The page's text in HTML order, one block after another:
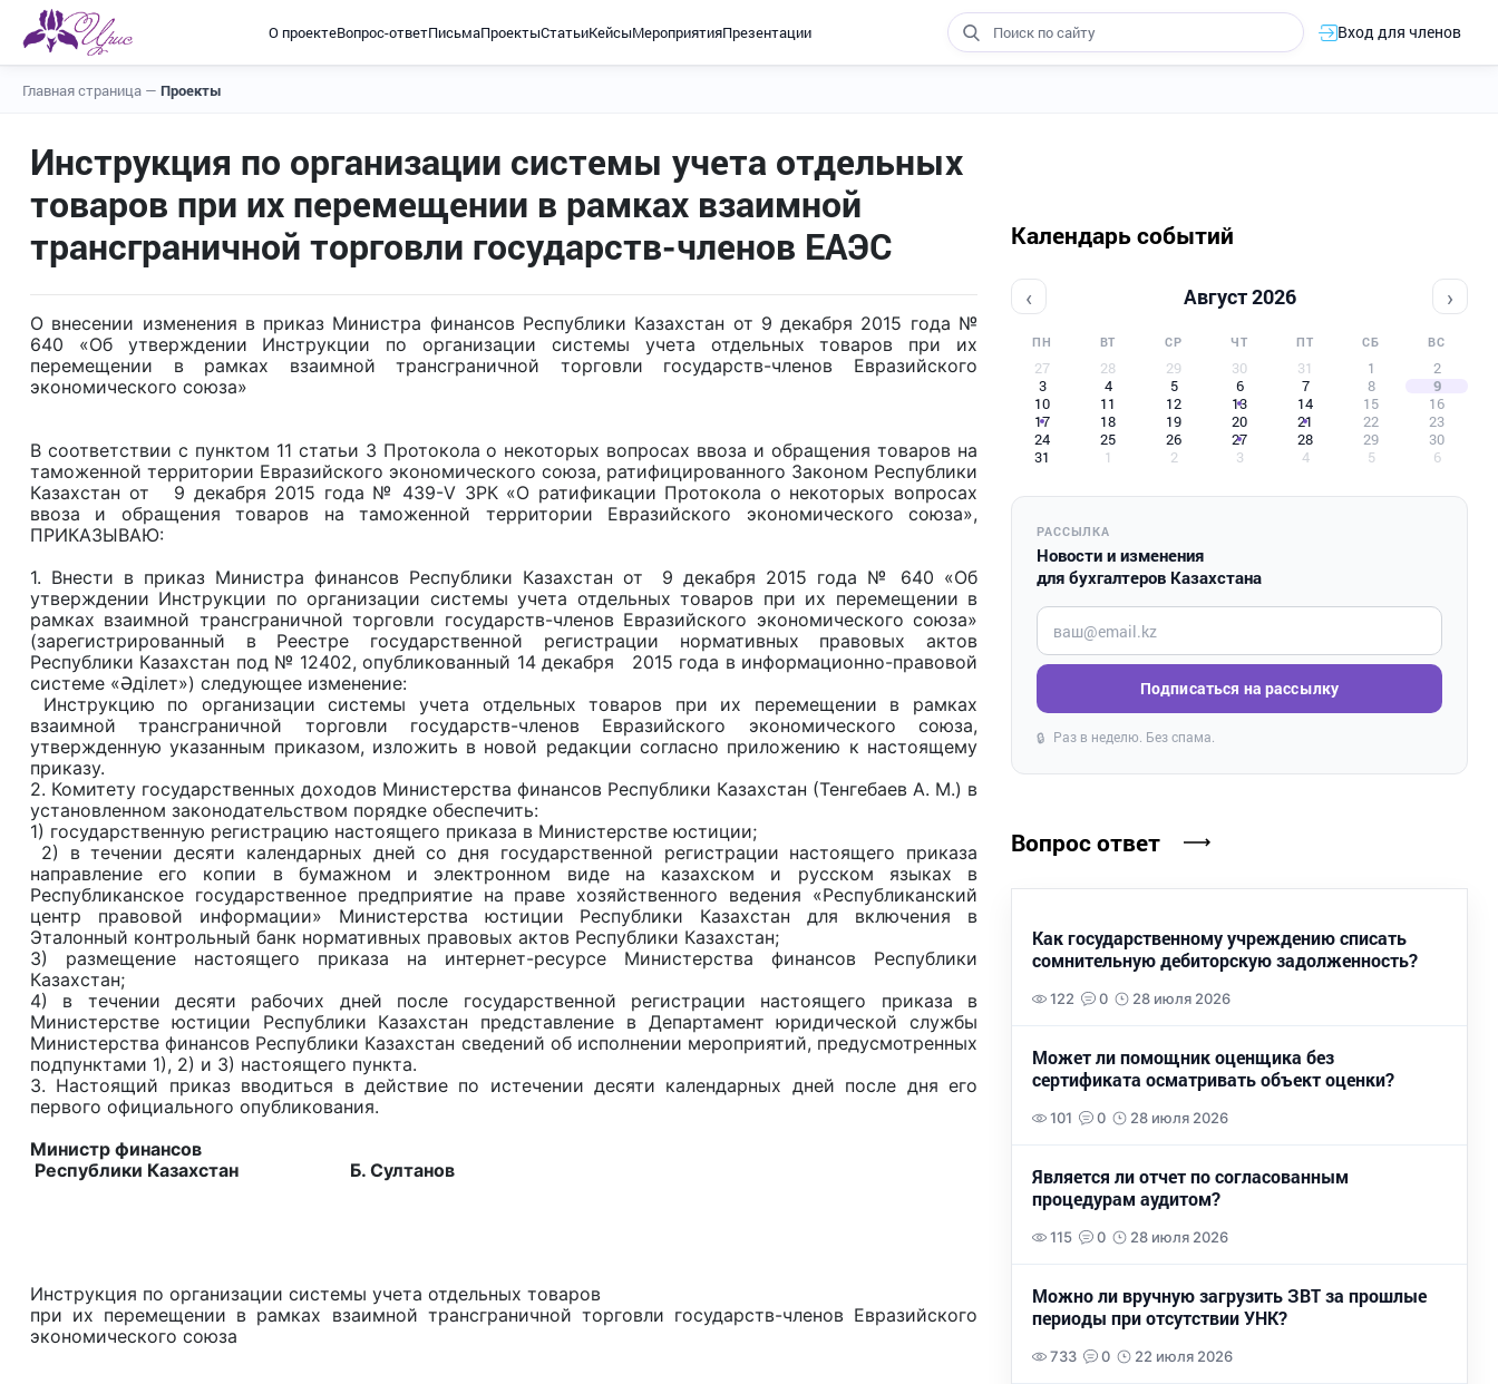
О проектеВопрос-ответПисьмаПроектыСтатьиКейсыМероприятияПрезентации Вход для членов
Главная страница — Проекты
Инструкция по организации системы учета отдельных
товаров при их перемещении в рамках взаимной
трансграничной торговли государств-членов ЕАЭС
О внесении изменения в приказ Министра финансов Республики Казахстан от 9 декабря 2015 года №
640 «Об утверждении Инструкции по организации системы учета отдельных товаров при их
перемещении в рамках взаимной трансграничной торговли государств-членов Евразийского
экономического союза»
В соответствии с пунктом 11 статьи 3 Протокола о некоторых вопросах ввоза и обращения товаров на
таможенной территории Евразийского экономического союза, ратифицированного Законом Республики
Казахстан от 9 декабря 2015 года № 439-V ЗРК «О ратификации Протокола о некоторых вопросах
ввоза и обращения товаров на таможенной территории Евразийского экономического союза»,
ПРИКАЗЫВАЮ:
1. Внести в приказ Министра финансов Республики Казахстан от 9 декабря 2015 года № 640 «Об
утверждении Инструкции по организации системы учета отдельных товаров при их перемещении в
рамках взаимной трансграничной торговли государств-членов Евразийского экономического союза»
(зарегистрированный в Реестре государственной регистрации нормативных правовых актов
Республики Казахстан под № 12402, опубликованный 14 декабря 2015 года в информационно-правовой
системе «Әділет») следующее изменение:
Инструкцию по организации системы учета отдельных товаров при их перемещении в рамках
взаимной трансграничной торговли государств-членов Евразийского экономического союза,
утвержденную указанным приказом, изложить в новой редакции согласно приложению к настоящему
приказу.
2. Комитету государственных доходов Министерства финансов Республики Казахстан (Тенгебаев А. М.) в
установленном законодательством порядке обеспечить:
1) государственную регистрацию настоящего приказа в Министерстве юстиции;
2) в течении десяти календарных дней со дня государственной регистрации настоящего приказа
направление его копии в бумажном и электронном виде на казахском и русском языках в
Республиканское государственное предприятие на праве хозяйственного ведения «Республиканский
центр правовой информации» Министерства юстиции Республики Казахстан для включения в
Эталонный контрольный банк нормативных правовых актов Республики Казахстан;
3) размещение настоящего приказа на интернет-ресурсе Министерства финансов Республики
Казахстан;
4) в течении десяти рабочих дней после государственной регистрации настоящего приказа в
Министерстве юстиции Республики Казахстан представление в Департамент юридической службы
Министерства финансов Республики Казахстан сведений об исполнении мероприятий, предусмотренных
подпунктами 1), 2) и 3) настоящего пункта.
3. Настоящий приказ вводиться в действие по истечении десяти календарных дней после дня его
первого официального опубликования.
Министр финансов
Республики Казахстан Б. Султанов
Инструкция по организации системы учета отдельных товаров
при их перемещении в рамках взаимной трансграничной торговли государств-членов Евразийского
экономического союза
Календарь событий
‹ Август 2026 ›
ПН ВТ СР ЧТ ПТ СБ ВС
27 28 29 30 31 1
2
3
4 5 6 7 8
9
10
11 12 13 14 15
16
17
18 19 20 21 22
23
24
25 26 27 28 29
30
31
1 2 3 4 5 6
РАССЫЛКА
Новости и изменения
для бухгалтеров Казахстана
Введите ваш e-mail
Подписаться на рассылку
🔒 Раз в неделю. Без спама.
Вопрос ответ
Как государственному учреждению списать
сомнительную дебиторскую задолженность?
122 0 28 июля 2026
Может ли помощник оценщика без
сертификата осматривать объект оценки?
101 0 28 июля 2026
Является ли отчет по согласованным
процедурам аудитом?
115 0 28 июля 2026
Можно ли вручную загрузить ЗВТ за прошлые
периоды при отсутствии УНК?
733 0 22 июля 2026